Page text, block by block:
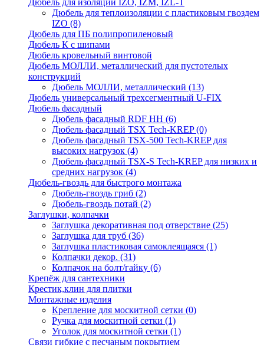
Дюбель для изоляции IZO, IZM, IZL-T
Дюбель для теплоизоляции с пластиковым гвоздем
IZO (8)
Дюбель для ПБ полипропиленовый
Дюбель К с шипами
Дюбель кровельный винтовой
Дюбель МОЛЛИ, металлический для пустотелых
конструкций
Дюбель МОЛЛИ, металлический (13)
Дюбель универсальный трехсегментный U-FIX
Дюбель фасадный
Дюбель фасадный RDF НН (6)
Дюбель фасадный TSX Tech-KREP(0)
Дюбель фасадный TSX-500 Tech-KREP для
высоких нагрузок (4)
Дюбель фасадный TSX-S Tech-KREP для низких и
средних нагрузок (4)
Дюбель-гвоздь для быстрого монтажа
Дюбель-гвоздь гриб (2)
Дюбель-гвоздь потай (2)
Заглушки, колпачки
Заглушка декоративная под отверствие (25)
Заглушка для труб (36)
Заглушка пластиковая самоклеящаяся (1)
Колпачки декор. (31)
Колпачок на болт/гайку (6)
Крепёж для сантехники
Крестик,клин для плитки
Монтажные изделия
Крепление для москитной сетки (0)
Ручка для москитной сетки (1)
Уголок для москитной сетки (1)
Связи гибкие с песчаным покрытием